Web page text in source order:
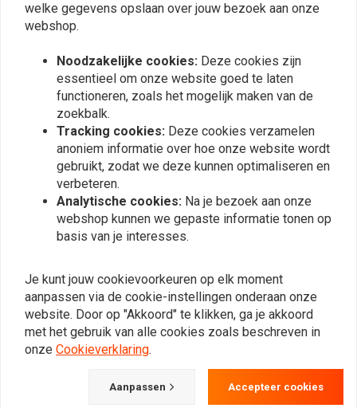
onze zoekfunctie of gewoon door te bladeren!
Plaats ook een review
welke gegevens opslaan over jouw bezoek aan onze
webshop.
Noodzakelijke cookies: Deze cookies zijn
essentieel om onze website goed te laten
functioneren, zoals het mogelijk maken van de
zoekbalk.
Tracking cookies: Deze cookies verzamelen
anoniem informatie over hoe onze website wordt
gebruikt, zodat we deze kunnen optimaliseren en
verbeteren.
Analytische cookies: Na je bezoek aan onze
webshop kunnen we gepaste informatie tonen op
basis van je interesses.
Je kunt jouw cookievoorkeuren op elk moment
aanpassen via de cookie-instellingen onderaan onze
website. Door op "Akkoord" te klikken, ga je akkoord
met het gebruik van alle cookies zoals beschreven in
onze Cookieverklaring.
Aanpassen Accepteer cookies